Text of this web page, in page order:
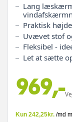
Lang
Praktisk
Uvævet stof
Fleksibel -
Let at sætte
969,-